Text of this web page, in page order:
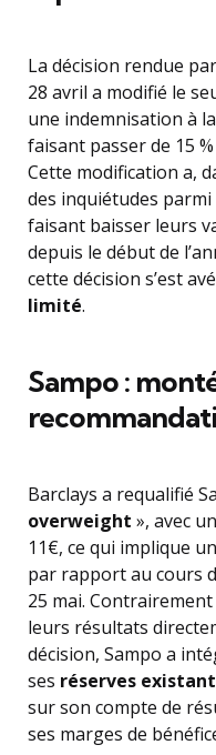
La décision rendue
28 avril a modifié le
une indemnisation à
faisant passer de 15
Cette modification a,
des inquiétudes
faisant baisser leurs
depuis le début de
cette décision s’est
limité.
Sampo :
Barclays a requalifié
overweight », avec
11€, ce qui implique
par rapport au cours
25 mai.
leurs résultats
décision, Sampo a
ses réserves
sur son compte de
ses marges de